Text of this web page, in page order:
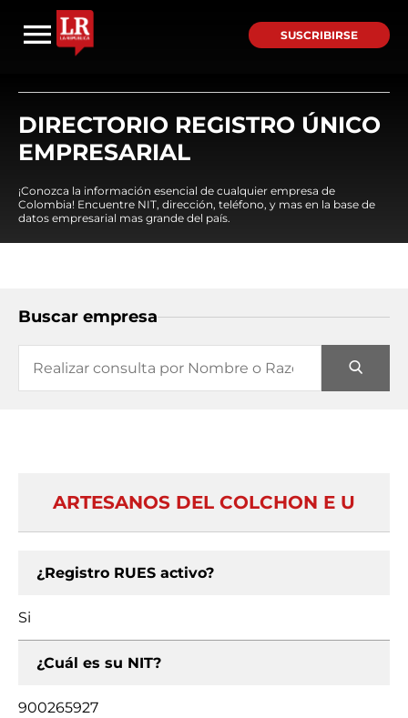
SUSCRIBIRSE
DIRECTORIO REGISTRO ÚNICO
EMPRESARIAL
¡Conozca la información esencial de cualquier empresa de
Colombia! Encuentre NIT, dirección, teléfono, y mas en la base de
datos empresarial mas grande del país.
Buscar empresa
ARTESANOS DEL COLCHON E U
¿Registro RUES activo?
Si
¿Cuál es su NIT?
900265927